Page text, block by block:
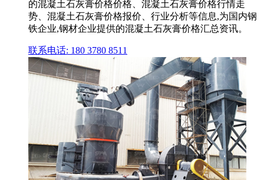
的混凝土石灰膏价格价格、混凝土石灰膏价格行情走
势、混凝土石灰膏价格报价、行业分析等信息,为国内钢
铁企业,钢材企业提供的混凝土石灰膏价格汇总资讯。
联系电话: 180 3780 8511